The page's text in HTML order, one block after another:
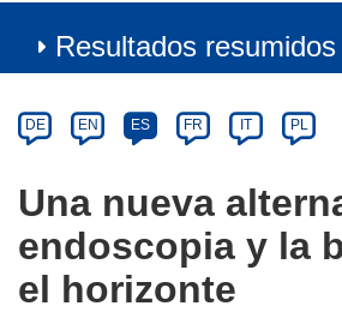
Resultados resumidos
Category
Article
available
the
following
languages:
DE EN ES FR IT PL
Una nueva
endoscopia y la
el horizonte